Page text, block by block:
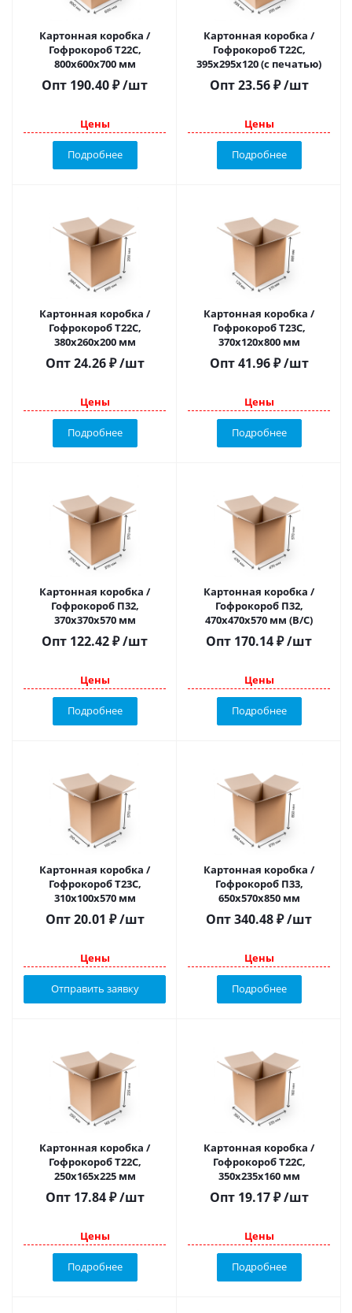
Картонная коробка /
Гофрокороб Т22C,
800х600х700 мм
Опт 190.40₽/шт
Цены
Подробнее
Картонная коробка /
Гофрокороб Т22С,
395х295х120 (с печатью)
Опт23.56 ₽ /шт
Цены
Подробнее
Картонная коробка /
Гофрокороб Т22C,
380х260х200 мм
Опт24.26 ₽ /шт
Цены
Подробнее
Картонная коробка /
Гофрокороб Т23С,
370х120х800 мм
Опт41.96 ₽ /шт
Цены
Подробнее
Картонная коробка /
Гофрокороб П32,
370х370х570 мм
Опт 122.42₽/шт
Цены
Подробнее
Картонная коробка /
Гофрокороб П32,
470х470х570 мм (В/С)
Опт 170.14₽/шт
Цены
Подробнее
Картонная коробка /
Гофрокороб Т23С,
310х100х570 мм
Опт20.01 ₽ /шт
Цены
Отправить заявку
Картонная коробка /
Гофрокороб П33,
650х570х850 мм
Опт340.48₽/шт
Цены
Подробнее
Картонная коробка /
Гофрокороб Т22C,
250х165х225 мм
Опт17.84 ₽ /шт
Цены
Подробнее
Картонная коробка /
Гофрокороб Т22С,
350х235х160 мм
Опт19.17 ₽ /шт
Цены
Подробнее